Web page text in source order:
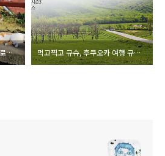
먹고찍고 일본 고양이 여행, 히로시마 오노미치 도모노우라 먹고찍고 규슈, 후쿠오카 여행 규슈 올레 길 걷기